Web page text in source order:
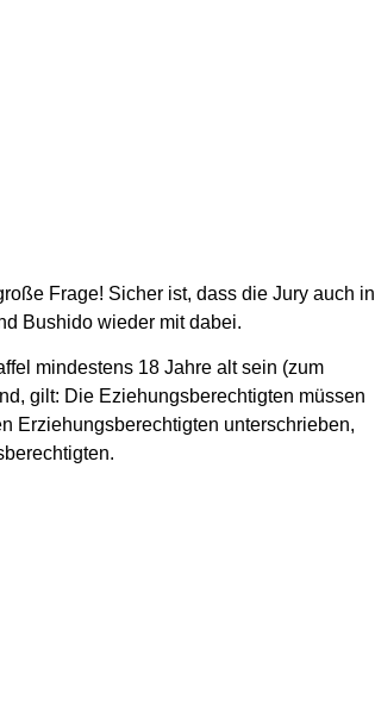
Frage! Sicher ist, dass die Jury auch in
Bushido wieder mit dabei.
mindestens 18 Jahre alt sein (zum
gilt: Die Eziehungsberechtigten müssen
Erziehungsberechtigten unterschrieben,